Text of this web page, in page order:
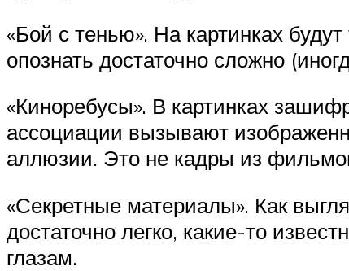
«Бой с тенью». На картинках
опознать достаточно сложно
«Киноребусы». В картинках
ассоциации вызывают
аллюзии. Это не кадры из
«Секретные материалы». Как
достаточно легко, какие-то
глазам.